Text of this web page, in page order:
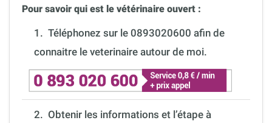
Pour savoir qui est le vétérinaire ouvert :
1. Téléphonez sur le 0893020600 afin de
connaitre le veterinaire autour de moi.
2. Obtenir les informations et l’étape à